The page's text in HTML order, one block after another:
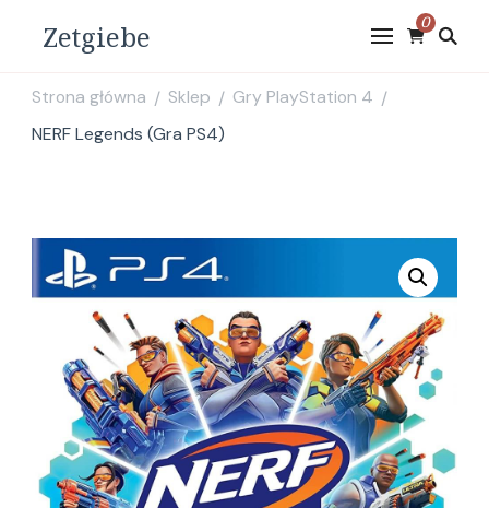
Zetgiebe 0
Strona główna / Sklep / Gry PlayStation 4 /
NERF Legends (Gra PS4)